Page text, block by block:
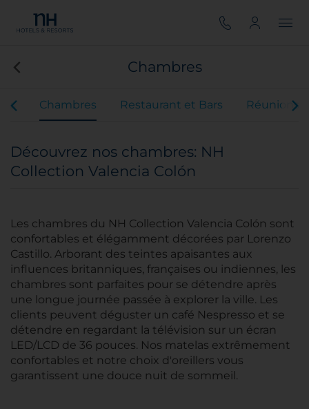
Chambres
Chambres Restaurant et Bars Réunions
Découvrez nos chambres: NH
Collection Valencia Colón
Les chambres du NH Collection Valencia Colón sont
confortables et élégamment décorées par Lorenzo
Castillo. Arborant des teintes apaisantes aux
influences britanniques, françaises ou indiennes, les
chambres sont parfaites pour se détendre après
une longue journée passée à explorer la ville. Les
clients peuvent déguster un café Nespresso et se
détendre en regardant la télévision sur un écran
LED/LCD de 36 pouces. Nos matelas extrêmement
confortables et notre choix d'oreillers vous
garantissent une douce nuit de sommeil.